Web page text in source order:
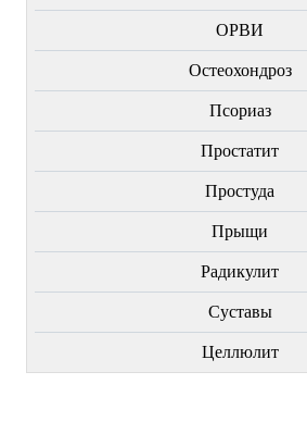
ОРВИ
Остеохондроз
Пcориаз
Простатит
Простуда
Прыщи
Радикулит
Суставы
Целлюлит